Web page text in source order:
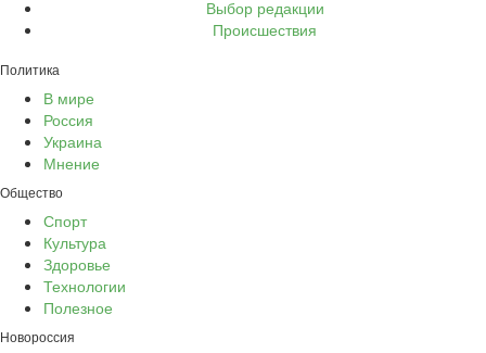
Выбор редакции
Происшествия
Политика
В мире
Россия
Украина
Мнение
Общество
Спорт
Культура
Здоровье
Технологии
Полезное
Новороссия